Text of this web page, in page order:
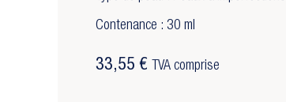
Contenance : 30 ml
33,55 € TVA comprise